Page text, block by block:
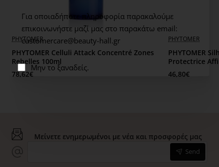
Για οποιαδήποτε πληροφορία παρακαλούμε
επικοινωνήστε μαζί μας στο παρακάτω email:
customercare@beauty-hall.gr
Μην το ξαναδείς.
του δέρματος.
ΤΡΟΠΟΣ ΧΡΗΣΗΣ: Απλώστε ομοιόμορφα μεγάλη
ποσότητα μετά την έκθεση στον ήλιο. Επαναλάβετε κάθε
φορά που αισθάνεστε την επιδερμίδα σας
αφυδατωμένη.
PHYTOMER
PHYTOMER Celluli Attack Concentré Zones
Rebelles 100ml
78,62€
PHYTOMER
PHYTOMER
Protectrice
46,80€
Μείνετε ενημερωμένοι με νέα και προσφορές μας
Send